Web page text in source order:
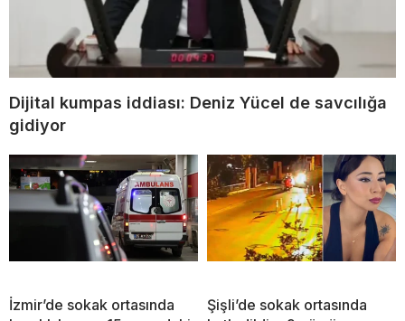
Dijital kumpas iddiası: Deniz Yücel de savcılığa
gidiyor
İzmir’de sokak ortasında
Şişli’de sokak ortasında